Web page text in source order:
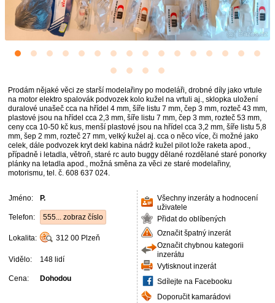
Prodám nějaké věci ze starší modelařiny po modeláři, drobné díly jako vrtule
na motor elektro spalovák podvozek kolo kužel na vrtuli aj., sklopka uložení
duralové unašeč cca na hřídel 4 mm, šíře listu 7 mm, čep 3 mm, rozteč 43 mm,
plastové jsou na hřídel cca 2,3 mm, šíře listu 7 mm, čep 3 mm, rozteč 53 mm,
ceny cca 10-50 kč kus, menší plastové jsou na hřídel cca 3,2 mm, šíře listu 5,8
mm, šep 2 mm, rozteč 27 mm, velký kužel aj. cca o něco více, či možné jako
celek, dále podvozek kryt dekl kabina nádrž kužel pilot lože raketa apod.,
případně i letadla, větroň, staré rc auto buggy dělané rozdělané staré ponorky
plánky na letadla apod., možná směna za věci ze staré modelařiny,
motorismu, tel. č. 608 637 024.
Jméno: P.
Telefon: 555... zobraz číslo
Lokalita: 312 00 Plzeň
Vidělo: 148 lidí
Cena: Dohodou
Všechny inzeráty a hodnocení
uživatele
Přidat do oblíbených
Označit špatný inzerát
Označit chybnou kategorii
inzerátu
Vytisknout inzerát
Sdílejte na Facebooku
Doporučit kamarádovi